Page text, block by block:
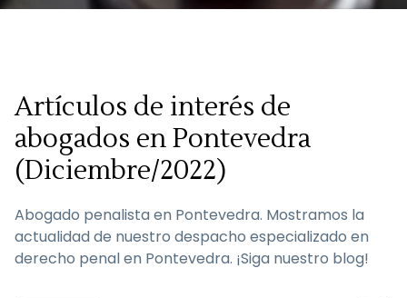
Artículos de interés de
abogados en Pontevedra
(Diciembre/2022)
Abogado penalista en Pontevedra. Mostramos la
actualidad de nuestro despacho especializado en
derecho penal en Pontevedra. ¡Siga nuestro blog!